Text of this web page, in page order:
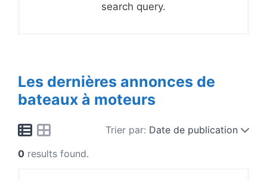
search query.
Les dernières annonces de
bateaux à moteurs
Trier par: Date de publication
0 results found.